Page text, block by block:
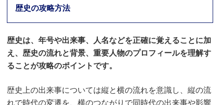
歴史の攻略方法
歴史は、年号や出来事、人名などを正確に覚えることに加
え、歴史の流れと背景、重要人物のプロフィールを理解す
ることが攻略のポイントです。
歴史上の出来事については縦と横の流れを意識し、縦の流
れで時代の変遷を、横のつながりで同時代の出来事や影響